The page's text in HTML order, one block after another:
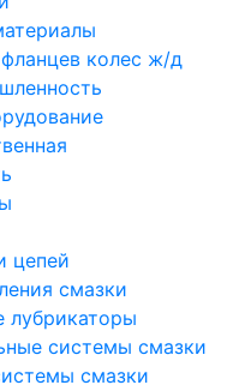
колес ж/д
цепей
смазки
лубрикаторы
системы смазки
смазки